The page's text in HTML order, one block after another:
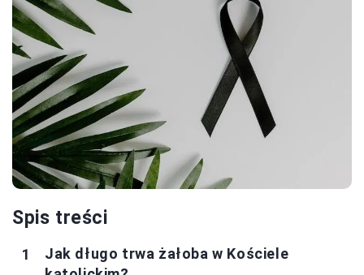
Spis treści
Jak długo trwa żałoba w Kościele